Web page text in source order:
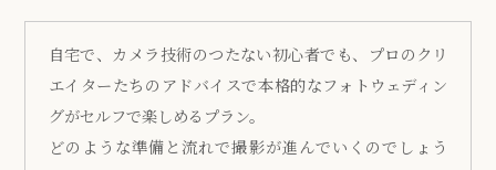
自宅で、カメラ技術のつたない初心者でも、プロのクリ
エイターたちのアドバイスで本格的なフォトウェディン
グがセルフで楽しめるプラン。
どのような準備と流れで撮影が進んでいくのでしょう